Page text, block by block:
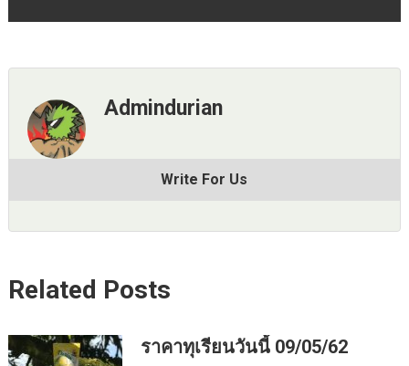
Admindurian
Write For Us
Related Posts
ราคาทุเรียนวันนี้ 09/05/62